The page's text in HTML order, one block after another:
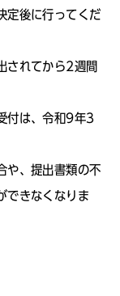
定後に行ってくだ
されてから2週間
付は、令和9年3
や、提出書類の不
できなくなりま